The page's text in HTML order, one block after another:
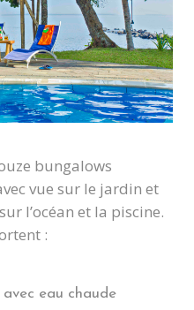
bungalows
vue sur le jardin et
l’océan et la piscine.
:
eau chaude